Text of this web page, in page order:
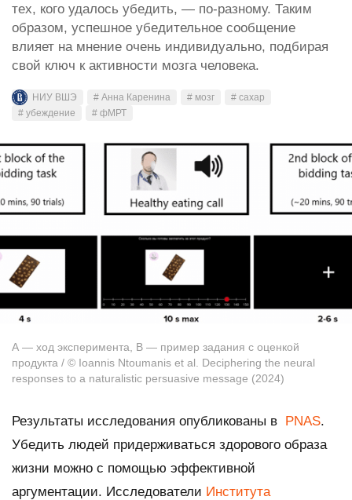
тех, кого удалось убедить, — по-разному. Таким
образом, успешное убедительное сообщение
влияет на мнение очень индивидуально, подбирая
свой ключ к активности мозга человека.
НИУ ВШЭ # Анна Каренина # мозг
# сахар
# убеждение
# фМРТ
А — ход эксперимента, В — пример задания с оценкой
продукта / © Ioannis Ntoumanis et al. Deciphering the neural
responses to a naturalistic persuasive message (2024)
Результаты исследования опубликованы в PNAS.
Убедить людей придерживаться здорового образа
жизни можно с помощью эффективной
аргументации. Исследователи Института